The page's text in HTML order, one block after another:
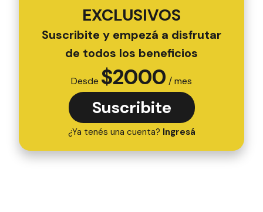
EXCLUSIVOS
Suscribite y empezá a disfrutar
de todos los beneficios
Desde $2000 / mes
Suscribite
¿Ya tenés una cuenta? Ingresá